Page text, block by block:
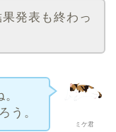
発表も終わっ
ミケ君
う。